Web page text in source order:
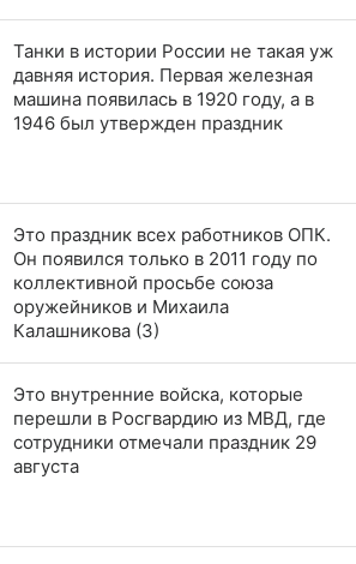
Танки в истории России не такая уж
давняя история. Первая железная
машина появилась в 1920 году, а в
1946 был утвержден праздник
Это праздник всех работников ОПК.
Он появился только в 2011 году по
коллективной просьбе союза
оружейников и Михаила
Калашникова (3)
Это внутренние войска, которые
перешли в Росгвардию из МВД, где
сотрудники отмечали праздник 29
августа